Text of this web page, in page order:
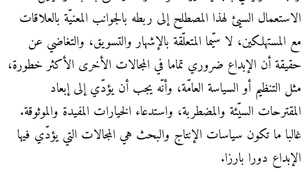
الاستعمال السيئ لهذا المصطلح إلى ربطه بالجوانب المعنيّة بالعلاقات
مع المستهلكين، لا سيّما المتعلّقة بالإشهار والتسويق، والتغاضي عن
حقيقة أن الإبداع ضروري تماما في المجالات الأخرى الأكثر خطورة،
مثل التنظيم أو السياسة العامّة، وأنّه يجب أن يؤدّي إلى إبعاد
المقترحات السيّئة والمضطربة، واستدعاء الخيارات المفيدة والموثوقة.
غالبا ما تكون سياسات الإنتاج والبحث هي المجالات التي يؤدّي فيها
الإبداع دورا بارزا.